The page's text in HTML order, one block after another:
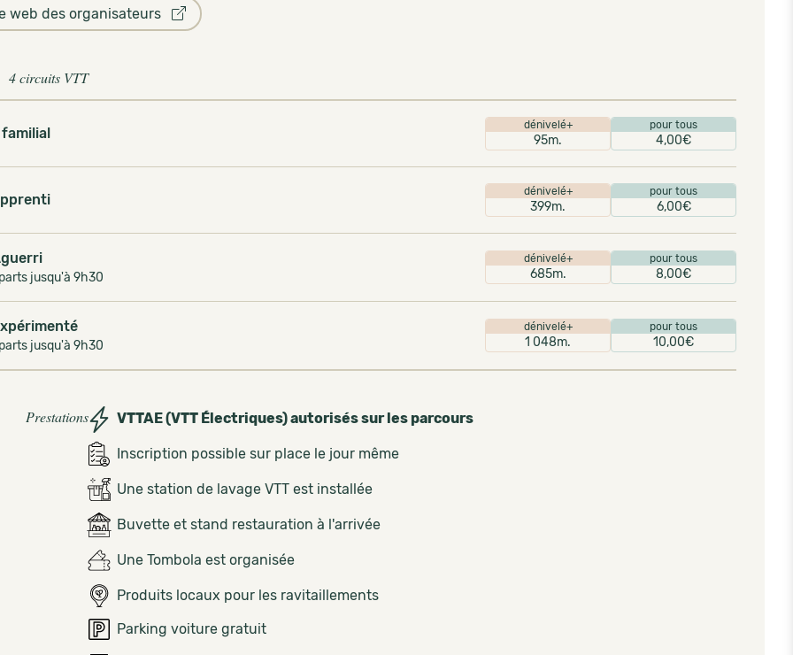
web des organisateurs
4 circuits VTT
familial dénivelé+
95m.
pour tous
4,00€
dénivelé+
399m.
pour tous
6,00€
jusqu'à 9h30
dénivelé+
685m.
pour tous
8,00€
jusqu'à 9h30
dénivelé+
1 048m.
pour tous
10,00€
Prestations VTTAE (VTT Électriques) autorisés sur les parcours
Inscription possible sur place le jour même
Une station de lavage VTT est installée
Buvette et stand restauration à l'arrivée
Une Tombola est organisée
Produits locaux pour les ravitaillements
Parking voiture gratuit